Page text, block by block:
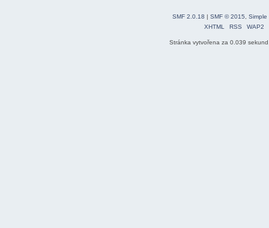
SMF 2.0.18 | SMF © 2015
Simple
XHTML
RSS WAP2
Stránka vytvořena za 0.039